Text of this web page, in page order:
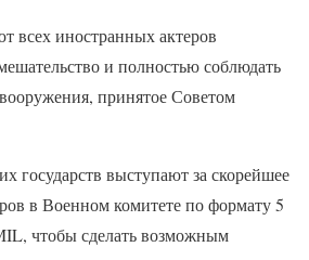
всех иностранных актеров
и полностью соблюдать
принятое Советом
государств выступают за скорейшее
в Военном комитете по формату 5
чтобы сделать возможным